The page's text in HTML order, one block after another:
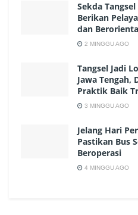
Sekda
Berikan
dan
2 MINGGU AGO
Tangsel Jadi
Jawa Tengah,
Praktik Baik
3 MINGGU AGO
Jelang Hari
Pastikan Bus
Beroperasi
4 MINGGU AGO